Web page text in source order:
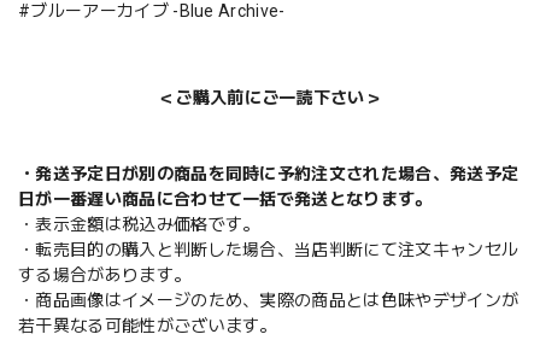
#ブルーアーカイブ -Blue Archive-
＜ご購入前にご一読下さい＞
・発送予定日が別の商品を同時に予約注文された場合、発送予定
日が一番遅い商品に合わせて一括で発送となります。
・表示金額は税込み価格です。
・転売目的の購入と判断した場合、当店判断にて注文キャンセル
する場合があります。
・商品画像はイメージのため、実際の商品とは色味やデザインが
若干異なる可能性がございます。